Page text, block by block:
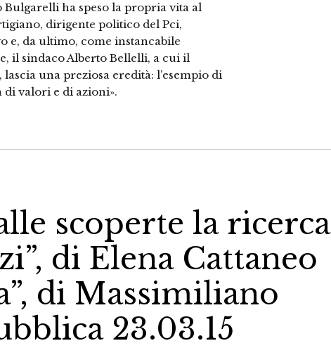
ha speso la propria vita al
dirigente politico del Pci,
e, da ultimo, come instancabile
il sindaco Alberto Bellelli, a cui il
una preziosa eredità: l’esempio di
di valori e di azioni».
scoperte la ricerca
di Elena Cattaneo
di Massimiliano
23.03.15